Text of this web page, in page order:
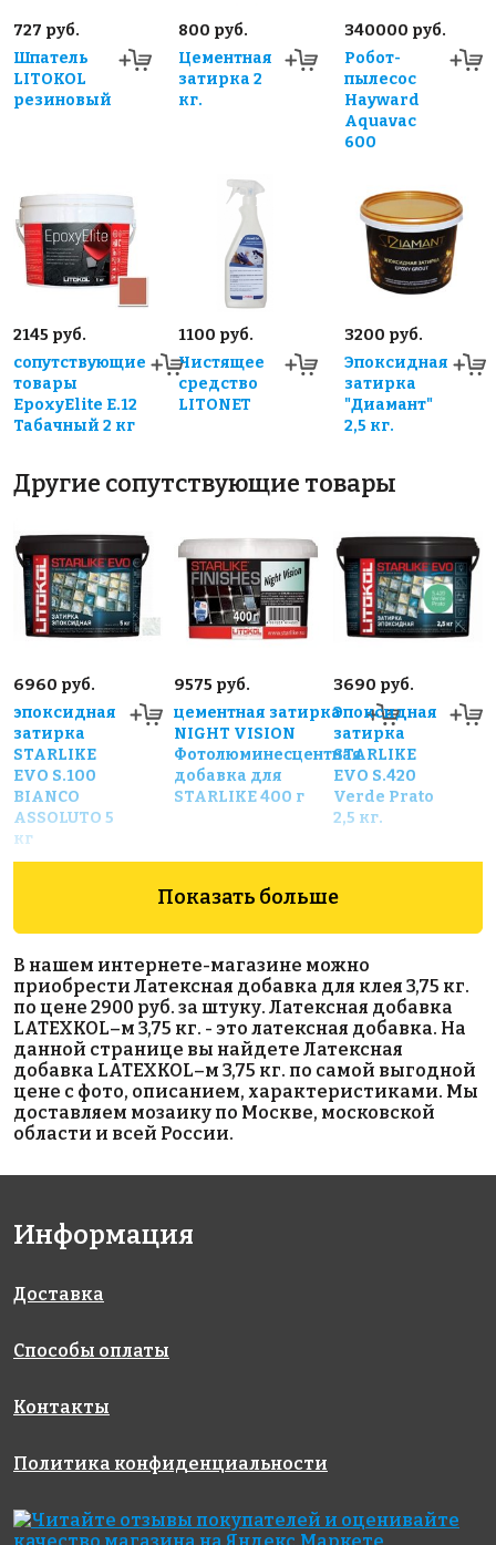
727 руб.
Шпатель
LITOKOL
резиновый
800 руб.
Цементная
затирка 2
кг.
340000 руб.
Робот-
пылесос
Hayward
Aquavac
600
2145 руб.
сопутствующие
товары
EpoxyElite E.12
Табачный 2 кг
1100 руб.
Чистящее
средство
LITONET
3200 руб.
Эпоксидная
затирка
"Диамант"
2,5 кг.
Другие сопутствующие товары
6960 руб.
эпоксидная
затирка
STARLIKE
EVO S.100
BIANCO
ASSOLUTO 5
кг
9575 руб.
цементная затирка
NIGHT VISION
Фотолюминесцентная
добавка для
STARLIKE 400 г
3690 руб.
Эпоксидная
затирка
STARLIKE
EVO S.420
Verde Prato
2,5 кг.
1400 руб.
клей Клей
KERABOND
T-R белый
1091 руб.
Клей
LITOPLUS
K55
877 руб.
материалы
для
выравнивания
2196 руб.
затирка
Добавка
золотого
цвета для
EVO S.825
кг
кг
Показать больше
В нашем интернете-магазине можно
приобрести Латексная добавка для клея 3,75 кг.
по цене 2900 руб. за штуку. Латексная добавка
LATEXKOL–м 3,75 кг. - это латексная добавка. На
данной странице вы найдете Латексная
добавка LATEXKOL–м 3,75 кг. по самой выгодной
цене с фото, описанием, характеристиками. Мы
доставляем мозаику по Москве, московской
области и всей России.
Информация
Доставка
Способы оплаты
Контакты
Политика конфиденциальности